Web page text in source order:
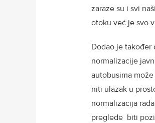
zaraze su i svi
otoku već je svo
Dodao je također
normalizacije
autobusima
niti ulazak u
normalizacija
preglede biti